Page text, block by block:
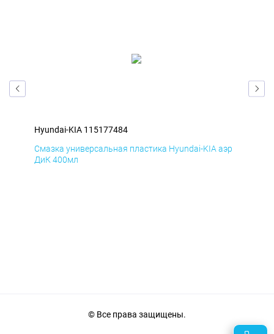
Hyundai-KIA 115177484
Смазка универсальная пластика Hyundai-KIA аэр
ДиК 400мл
© Все права защищены.